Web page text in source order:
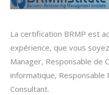
La certification BRMP est
expérience, que vous
Manager, Responsable de
informatique, Responsable
Consultant.